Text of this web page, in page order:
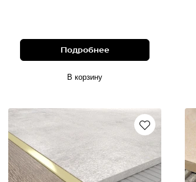
Подробнее
В корзину